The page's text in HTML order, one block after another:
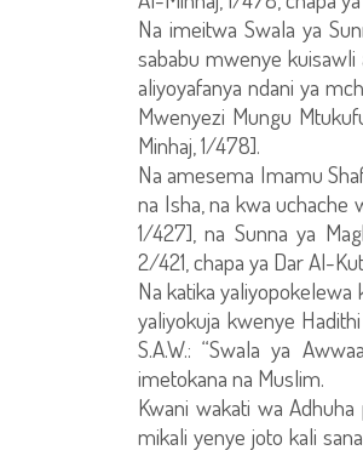
Na imeitwa Swala ya
sababu mwenye
aliyoyafanya ndani ya
Mwenyezi Mungu
Minhaj, 1/478].
Na amesema Imamu
na Isha, na kwa uchache
1/427], na Sunna ya
2/421, chapa ya Dar Al-
Na katika yaliyopokelewa
yaliyokuja kwenye
S.A.W.: “Swala ya
imetokana na Muslim.
Kwani wakati wa
mikali yenye joto kali